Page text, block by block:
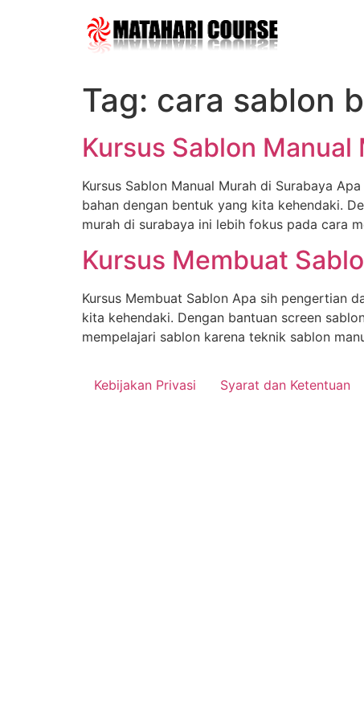
Tag: cara sablon
Kursus Sablon Manual
Kursus Sablon Manual Murah di Surabaya
bahan dengan bentuk yang kita kehendaki.
murah di surabaya ini lebih fokus pada cara
Kursus Membuat
Kursus Membuat Sablon Apa sih
kita kehendaki. Dengan bantuan screen
mempelajari sablon karena teknik sablon
Kebijakan Privasi Syarat dan Ketentuan